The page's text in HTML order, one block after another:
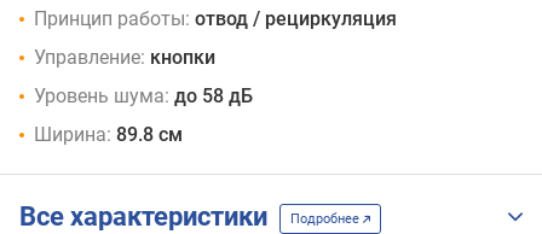
Принцип работы: отвод / рециркуляция
Управление: кнопки
Уровень шума: до 58 дБ
Ширина: 89.8 см
Все характеристики Подробнее